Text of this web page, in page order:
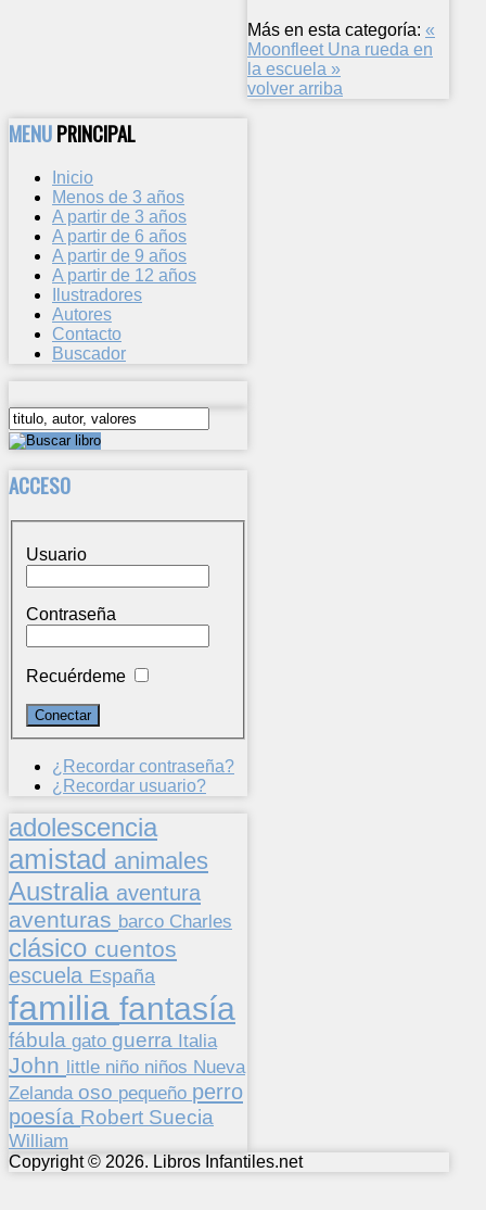
Más en esta categoría: «
Moonfleet Una rueda en
la escuela »
volver arriba
MENUPRINCIPAL
Inicio
Menos de 3 años
A partir de 3 años
A partir de 6 años
A partir de 9 años
A partir de 12 años
Ilustradores
Autores
Contacto
Buscador
ACCESO
Usuario
Contraseña
Recuérdeme
¿Recordar contraseña?
¿Recordar usuario?
adolescencia
amistad animales
Australia aventura
aventuras barco Charles
clásico cuentos
escuela España
familia fantasía
fábula gato guerra Italia
John little niño niños Nueva
Zelanda oso pequeño perro
poesía Robert Suecia
William
Copyright © 2026. Libros Infantiles.net